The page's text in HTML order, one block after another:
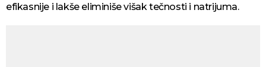
efikasnije i lakše eliminiše višak tečnosti i natrijuma.